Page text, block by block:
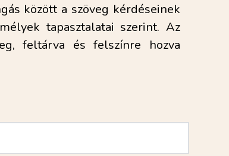
között a szöveg kérdéseinek
tapasztalatai szerint. Az
feltárva és felszínre hozva